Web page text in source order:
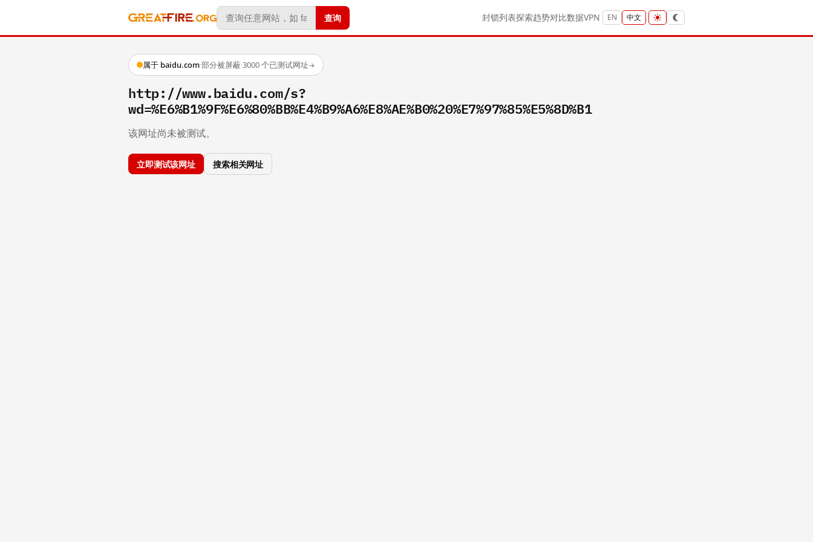
查询 封锁列表探索趋势对比数据VPN EN 中文
属于 baidu.com·部分被屏蔽·3000 个已测试网址→
http://www.baidu.com/s?
wd=%E6%B1%9F%E6%80%BB%E4%B9%A6%E8%AE%B0%20%E7%97%85%E5%8D%B1
该网址尚未被测试。
立即测试该网址 搜索相关网址